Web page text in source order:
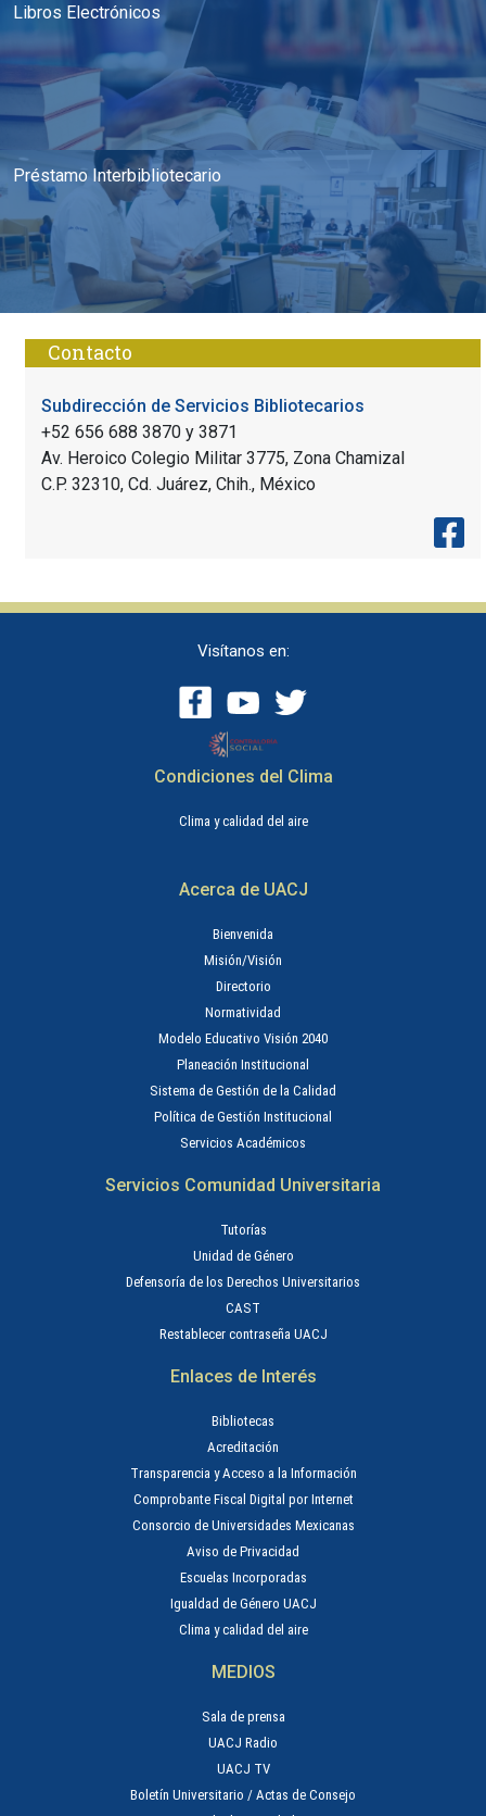
Libros Electrónicos
Préstamo Interbibliotecario
Contacto
Subdirección de Servicios Bibliotecarios
+52 656 688 3870 y 3871
Av. Heroico Colegio Militar 3775, Zona Chamizal
C.P. 32310, Cd. Juárez, Chih., México
Visítanos en:
Condiciones del Clima
Clima y calidad del aire
Acerca de UACJ
Bienvenida
Misión/Visión
Directorio
Normatividad
Modelo Educativo Visión 2040
Planeación Institucional
Sistema de Gestión de la Calidad
Política de Gestión Institucional
Servicios Académicos
Servicios Comunidad Universitaria
Tutorías
Unidad de Género
Defensoría de los Derechos Universitarios
CAST
Restablecer contraseña UACJ
Enlaces de Interés
Bibliotecas
Acreditación
Transparencia y Acceso a la Información
Comprobante Fiscal Digital por Internet
Consorcio de Universidades Mexicanas
Aviso de Privacidad
Escuelas Incorporadas
Igualdad de Género UACJ
Clima y calidad del aire
MEDIOS
Sala de prensa
UACJ Radio
UACJ TV
Boletín Universitario / Actas de Consejo